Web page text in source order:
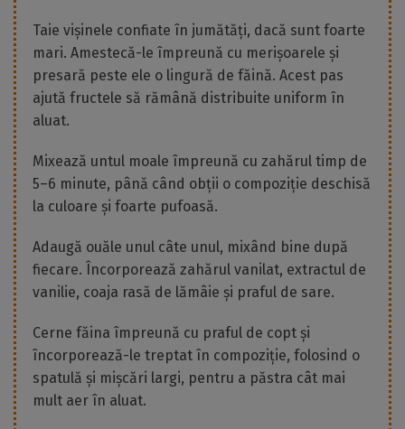
Taie vișinele confiate în jumătăți, dacă sunt foarte
mari. Amestecă-le împreună cu merișoarele și
presară peste ele o lingură de făină. Acest pas
ajută fructele să rămână distribuite uniform în
aluat.
Mixează untul moale împreună cu zahărul timp de
5–6 minute, până când obții o compoziție deschisă
la culoare și foarte pufoasă.
Adaugă ouăle unul câte unul, mixând bine după
fiecare. Încorporează zahărul vanilat, extractul de
vanilie, coaja rasă de lămâie și praful de sare.
Cerne făina împreună cu praful de copt și
încorporează-le treptat în compoziție, folosind o
spatulă și mișcări largi, pentru a păstra cât mai
mult aer în aluat.